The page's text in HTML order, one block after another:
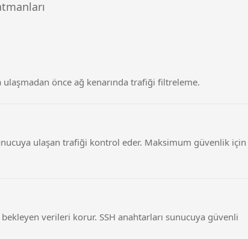
önce ağ kenarında trafiği filtreleme.
ulaşan trafiği kontrol eder. Maksimum güvenlik için
verileri korur. SSH anahtarları sunucuya güvenli